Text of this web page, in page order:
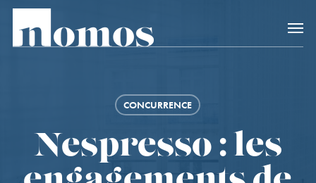
Skip
main
Accès rapide
CONCURRENCE
Nespresso : les